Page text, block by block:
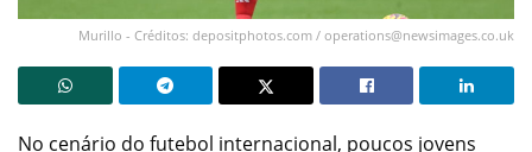
Murillo - Créditos: depositphotos.com / operations@newsimages.co.uk
No cenário do futebol internacional, poucos jovens